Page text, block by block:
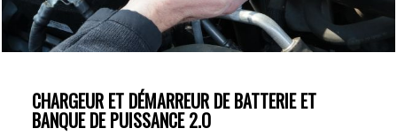
CHARGEUR ET DÉMARREUR DE BATTERIE ET
BANQUE DE PUISSANCE 2.O